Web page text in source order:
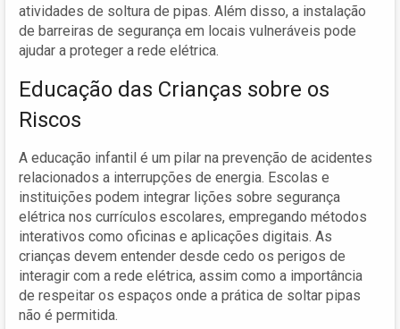
atividades de soltura de pipas. Além disso, a instalação
de barreiras de segurança em locais vulneráveis pode
ajudar a proteger a rede elétrica.
Educação das Crianças sobre os
Riscos
A educação infantil é um pilar na prevenção de acidentes
relacionados a interrupções de energia. Escolas e
instituições podem integrar lições sobre segurança
elétrica nos currículos escolares, empregando métodos
interativos como oficinas e aplicações digitais. As
crianças devem entender desde cedo os perigos de
interagir com a rede elétrica, assim como a importância
de respeitar os espaços onde a prática de soltar pipas
não é permitida.